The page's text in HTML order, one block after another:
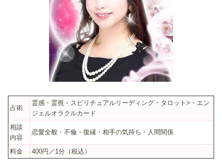
占術
霊感・霊視・スピリチュアルリーディング・タロット>・エン
ジェルオラクルカード
相談
内容
恋愛全般・不倫・復縁・相手の気持ち・人間関係
料金 400円／1分（税込）